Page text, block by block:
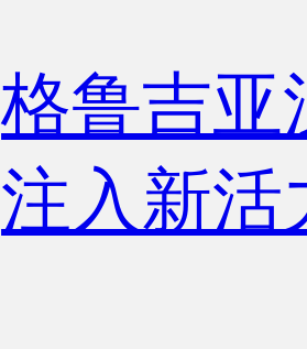
格鲁吉亚
注入新活